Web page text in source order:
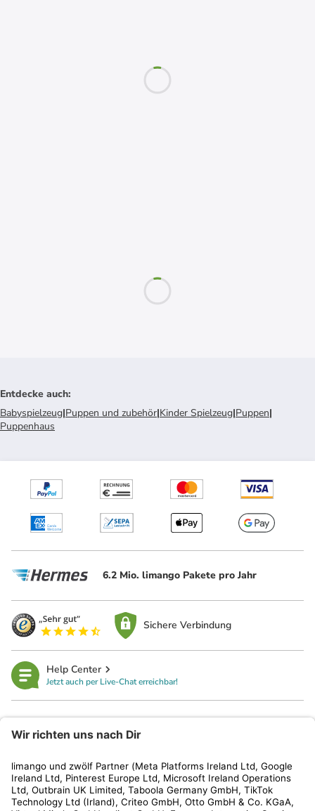
Entdecke auch:
Babyspielzeug|Puppen und zubehör|Kinder Spielzeug|Puppen|
Puppenhaus
6.2 Mio. limango Pakete pro Jahr
Sichere Verbindung
Help Center
Jetzt auch per Live-Chat erreichbar!
Kundenservice